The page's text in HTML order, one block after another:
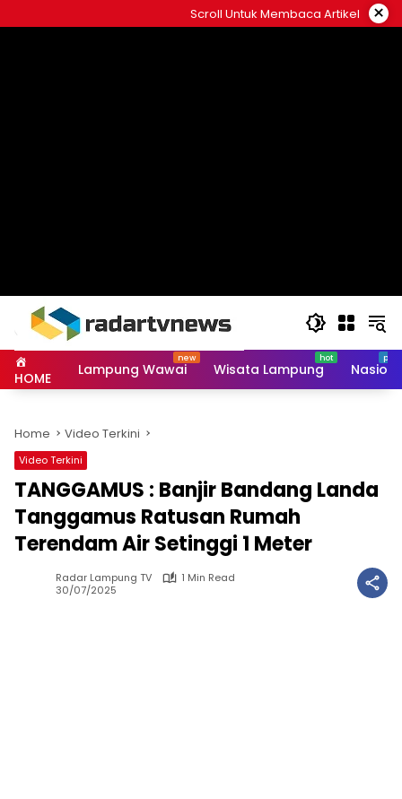
to
Scroll Untuk Membaca Artikel ×
HOME Lampung Wawai Wisata Lampung
Home Video Terkini
Video Terkini
TANGGAMUS : Banjir Bandang Landa
Tanggamus Ratusan Rumah
Terendam Air Setinggi 1 Meter
Radar Lampung TV
1 Min Read
30/07/2025